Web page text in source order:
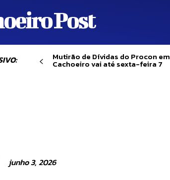
Post
Mutirão de Dívidas do Procon em
Cachoeiro vai até sexta-feira 7
junho 3, 2026